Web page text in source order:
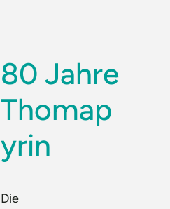
80 Jahre
Thomap
yrin
Die